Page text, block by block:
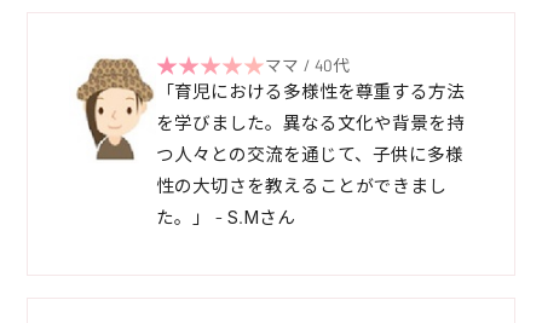
ママ / 40代
「育児における多様性を尊重する方法
を学びました。異なる文化や背景を持
つ人々との交流を通じて、子供に多様
性の大切さを教えることができまし
た。」 - S.Mさん